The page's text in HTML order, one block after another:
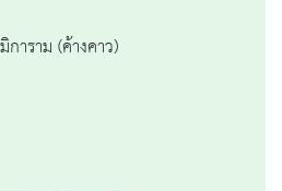
การาม (ค้างคาว)